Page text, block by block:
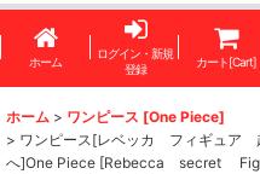
ホーム
ログイン・新規
登録
カート[Cart]
ホーム > ワンピース [One Piece]
> ワンピース[レベッカ フィギュア
へ]One Piece [Rebecca secret